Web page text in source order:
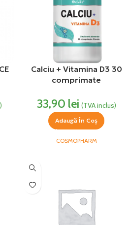
Calciu + Vitamina D3 30
comprimate
33,90 lei (TVA inclus)
Adaugă În Coș
COSMOPHARM